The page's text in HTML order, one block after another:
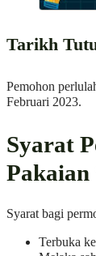
Tarikh
Pemohon
Februari 2023.
Syarat
Syarat bagi
Terbuka